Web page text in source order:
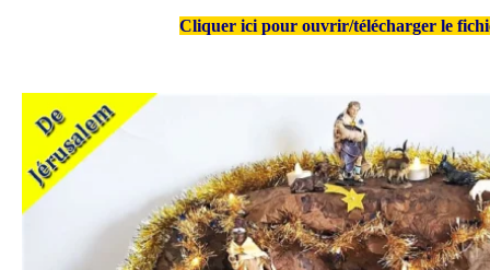
Cliquer ici pour ouvrir/télécharger le